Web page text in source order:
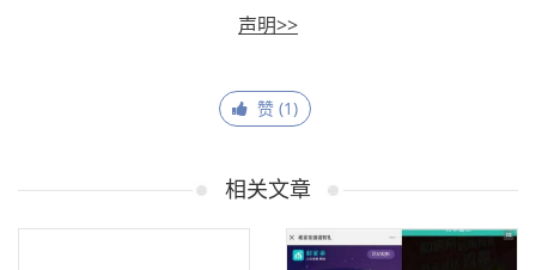
声明>>
赞 (1)
相关文章